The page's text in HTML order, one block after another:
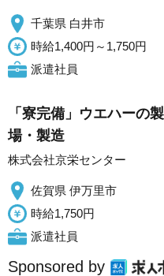
千葉県 白井市
時給1,400円～1,750円
派遣社員
「寮完備」ウエハーの
場・製造
株式会社京栄センター
佐賀県 伊万里市
時給1,750円
派遣社員
Sponsored by